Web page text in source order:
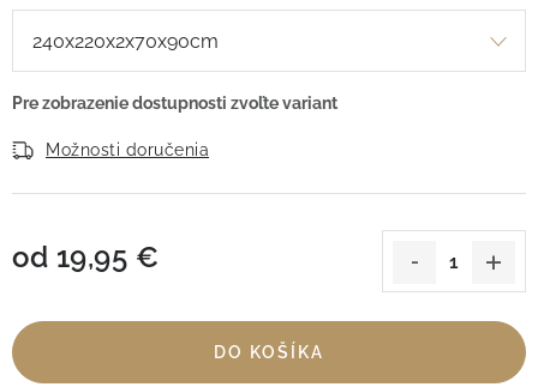
Možnosti doručenia
od 19,95 €
DO KOŠÍKA